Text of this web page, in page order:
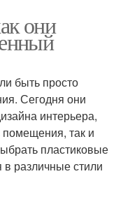
они
быть просто
Сегодня они
интерьера,
помещения, так и
пластиковые
различные стили